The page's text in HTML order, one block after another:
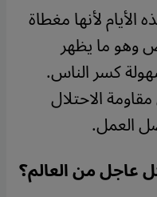
لأنها مغطاة
وهو ما يظهر
كسر الناس.
الاحتلال
العمل.
عاجل من العالم؟